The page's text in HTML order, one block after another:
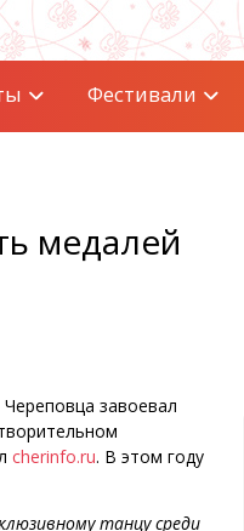
Фестивали
медалей
завоевал
cherinfo.ru. В этом году
танцу среди